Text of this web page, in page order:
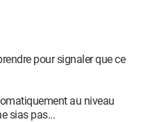
pour signaler que ce
au niveau
sias pas...